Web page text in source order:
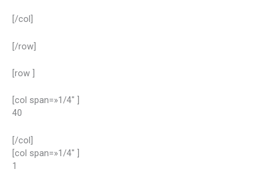
[/col]
[/row]
[row ]
[col span=»1/4″ ]
40
[/col]
[col span=»1/4″ ]
1